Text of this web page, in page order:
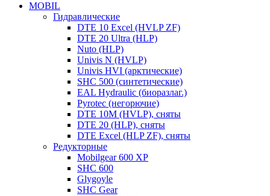
MOBIL
Гидравлические
DTE 10 Excel (HVLP ZF)
DTE 20 Ultra (HLP)
Nuto (HLP)
Univis N (HVLP)
Univis HVI (арктические)
SHC 500 (синтетические)
EAL Hydraulic (биоразлаг.)
Pyrotec (негорючие)
DTE 10M (HVLP), сняты
DTE 20 (HLP), сняты
DTE Excel (HLP ZF), сняты
Редукторные
Mobilgear 600 XP
SHC 600
Glygoyle
SHC Gear